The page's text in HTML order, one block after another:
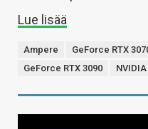
Lue lisää
Ampere GeForce RTX
GeForce RTX 3090
NVIDIA